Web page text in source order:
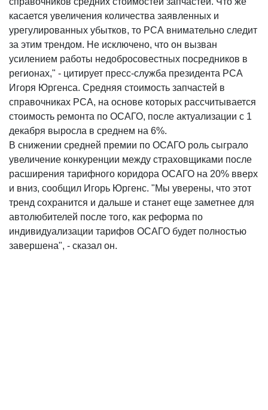
касается увеличения количества заявленных и
урегулированных убытков, то РСА внимательно следит
за этим трендом. Не исключено, что он вызван
усилением работы недобросовестных посредников в
регионах," - цитирует пресс-служба президента РСА
Игоря Юргенса. Средняя стоимость запчастей в
справочниках РСА, на основе которых рассчитывается
стоимость ремонта по ОСАГО, после актуализации с 1
декабря выросла в среднем на 6%.
В снижении средней премии по ОСАГО роль сыграло
увеличение конкуренции между страховщиками после
расширения тарифного коридора ОСАГО на 20% вверх
и вниз, сообщил Игорь Юргенс. "Мы уверены, что этот
тренд сохранится и дальше и станет еще заметнее для
автолюбителей после того, как реформа по
индивидуализации тарифов ОСАГО будет полностью
завершена", - сказал он.